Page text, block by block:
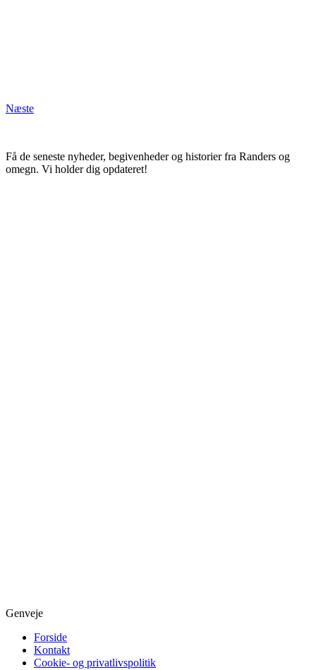
Næste
Få de seneste nyheder, begivenheder og historier fra Randers og
omegn. Vi holder dig opdateret!
Genveje
Forside
Kontakt
Cookie- og privatlivspolitik